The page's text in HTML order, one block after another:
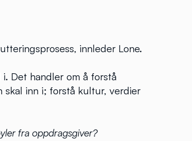
innleder Lone.
Det handler om å forstå
skal inn i; forstå kultur, verdier
fra oppdragsgiver?